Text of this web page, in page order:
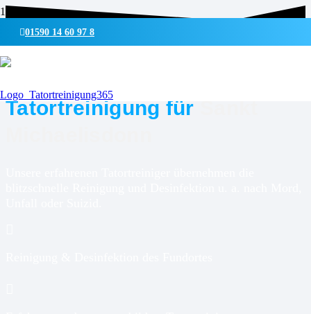
01590 14 60 97 8
Tatortreinigung für